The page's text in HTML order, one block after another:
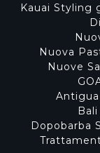
Kauai Styling
Nuova
Nuove
Dopobarba